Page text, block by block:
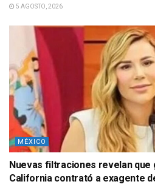
5 AGOSTO, 2026
MÉXICO
Nuevas filtraciones revelan que
California contrató a exagente